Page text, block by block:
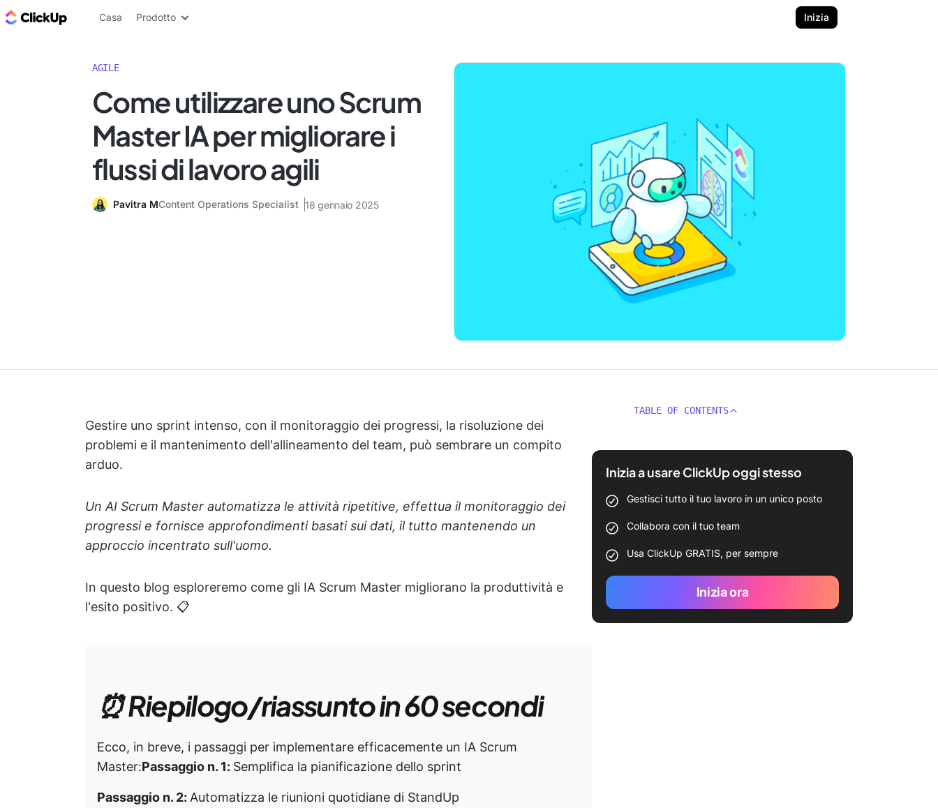
Blog di ClickUp
Casa Prodotto Inizia
AGILE
Come utilizzare uno Scrum
Master IA per migliorare i
flussi di lavoro agili
Pavitra MContent Operations Specialist 18 gennaio 2025
Gestire uno sprint intenso, con il monitoraggio dei progressi, la risoluzione dei
problemi e il mantenimento dell'allineamento del team, può sembrare un compito
arduo.
Un AI Scrum Master automatizza le attività ripetitive, effettua il monitoraggio dei
progressi e fornisce approfondimenti basati sui dati, il tutto mantenendo un
approccio incentrato sull'uomo.
In questo blog esploreremo come gli IA Scrum Master migliorano la produttività e
l'esito positivo. 📋
⏰ Riepilogo/riassunto in 60 secondi
Ecco, in breve, i passaggi per implementare efficacemente un IA Scrum
Master:Passaggio n. 1: Semplifica la pianificazione dello sprint
Passaggio n. 2: Automatizza le riunioni quotidiane di StandUp
TABLE OF CONTENTS
Inizia a usare ClickUp oggi stesso
Gestisci tutto il tuo lavoro in un unico posto
Collabora con il tuo team
Usa ClickUp GRATIS, per sempre
Inizia ora